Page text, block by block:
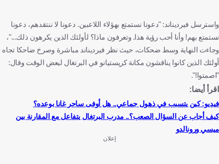
واسترسل فيرديناند: "دعونا نستمتع بهؤلاء اللاعبين. دعونا لا ننتقدهم، دعونا
نستمتع بهم! وأنا أحب رؤية هذا. وتعرفون ماذا؟ لأولئك الذين يكرهون ذلك..."،
وجاءت النهاية وسط ضحكات، حيث نظر فيرديناند مباشرة وصرخ ضاحكا تجاه
أولئك الذين كانوا يناقشون مكانة كريستيانو في البرتغال لبعض الوقت وقال:
"اصمتوا!".
اقرأ أيضا:
فيديو: كين يتسبب في ذهول جماعي.. هل أوفى ساحر غانا بوعده؟
كيف أجاب عن السؤال الصعب؟.. مدرب البرتغال يتفاعل مع المقارنة بين
ميسي ورونالدو
إعلان